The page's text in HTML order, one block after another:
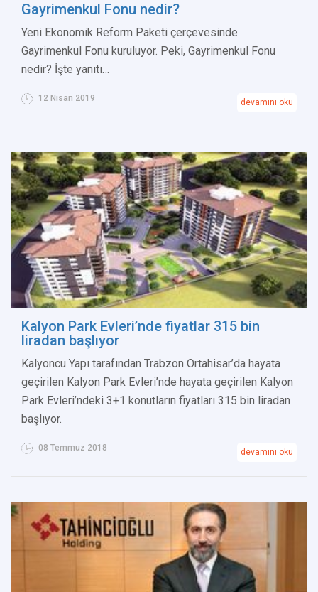
Gayrimenkul Fonu nedir?
Yeni Ekonomik Reform Paketi çerçevesinde
Gayrimenkul Fonu kuruluyor. Peki, Gayrimenkul Fonu
nedir? İşte yanıtı…
12 Nisan 2019 devamını oku
Kalyon Park Evleri’nde fiyatlar 315 bin
liradan başlıyor
Kalyoncu Yapı tarafından Trabzon Ortahisar’da hayata
geçirilen Kalyon Park Evleri’nde hayata geçirilen Kalyon
Park Evleri’ndeki 3+1 konutların fiyatları 315 bin liradan
başlıyor.
08 Temmuz 2018 devamını oku